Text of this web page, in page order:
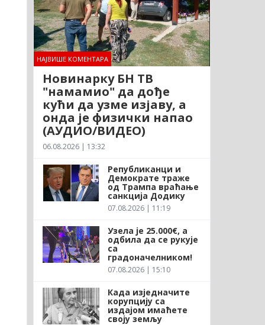
НАЈВИШЕ КОМЕНТАРА
Новинарку БН ТВ
"намамио" да дође
кући да узме изјаву, а
онда је физички напао
(АУДИО/ВИДЕО)
06.08.2026 | 13:32
Републиканци и
Демократе траже
од Трампа враћање
санкција Додику
07.08.2026 | 11:19
Узела је 25.000€, а
одбила да се рукује
са
градоначелником!
07.08.2026 | 15:10
Када изједначите
корупцију са
издајом имаћете
своју земљу